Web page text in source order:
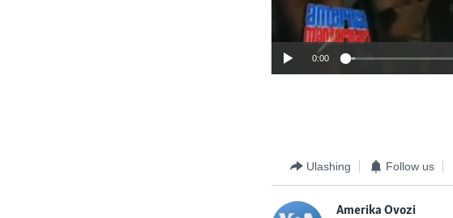
0:00
Ulashing Follow us
Amerika Ovozi